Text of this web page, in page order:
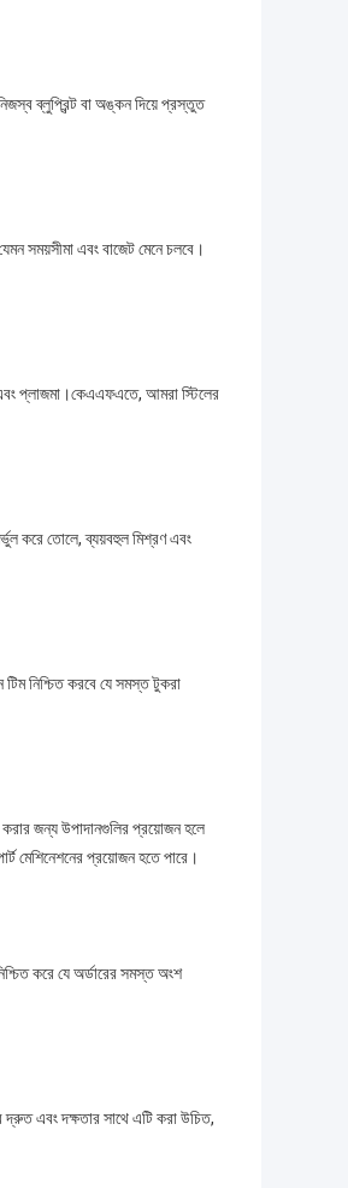
ব্লুপ্রিন্ট বা অঙ্কন দিয়ে প্রস্তুত
সময়সীমা এবং বাজেট মেনে চলবে।
এবং প্লাজমা।কেএএফএতে, আমরা স্টিলের
করে তোলে, ব্যয়বহুল মিশ্রণ এবং
নিশ্চিত করবে যে সমস্ত টুকরা
করার জন্য উপাদানগুলির প্রয়োজন হলে
মেশিনেশনের প্রয়োজন হতে পারে।
করে যে অর্ডারের সমস্ত অংশ
দ্রুত এবং দক্ষতার সাথে এটি করা উচিত,